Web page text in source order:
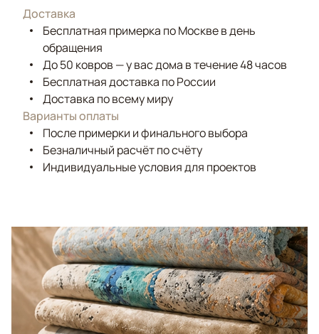
Доставка
Бесплатная примерка по Москве в день
обращения
До 50 ковров — у вас дома в течение 48 часов
Бесплатная доставка по России
Доставка по всему миру
Варианты оплаты
После примерки и финального выбора
Безналичный расчёт по счёту
Индивидуальные условия для проектов